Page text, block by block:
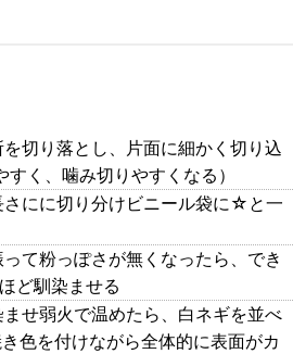
切り落とし、片面に細かく切り込
く、噛み切りやすくなる）
にに切り分けビニール袋に☆と一
て粉っぽさが無くなったら、でき
ど馴染ませる
せ弱火で温めたら、白ネギを並べ
色を付けながら全体的に表面がカ